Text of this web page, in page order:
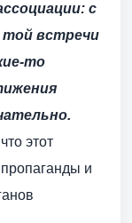
с
встречи
то
этот
и